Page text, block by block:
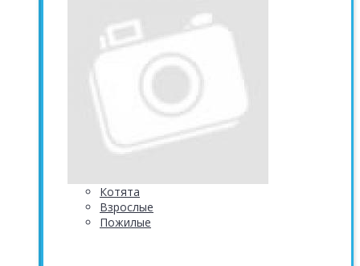
Котята
Взрослые
Пожилые